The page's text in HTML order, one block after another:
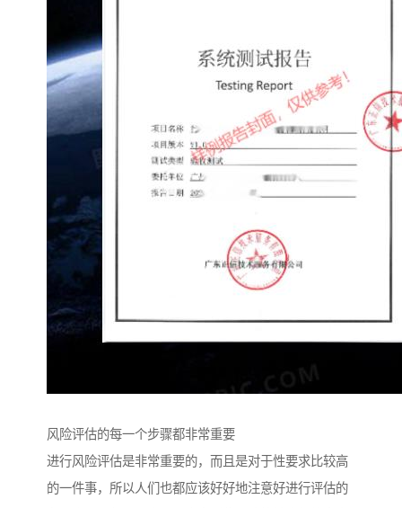
风险评估的每一个步骤都非常重要
进行风险评估是非常重要的，而且是对于性要求比较高
的一件事，所以人们也都应该好好地注意好进行评估的